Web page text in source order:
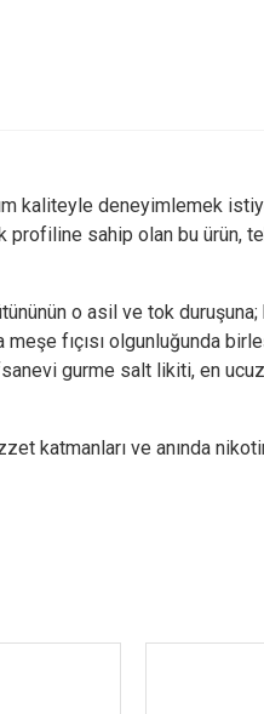
kaliteyle deneyimlemek
sahip olan bu ürün,
o asil ve tok duruşuna;
fıçısı olgunluğunda
gurme salt likiti, en ucuz
katmanları ve anında